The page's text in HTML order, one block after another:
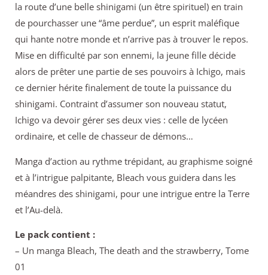
la route d’une belle shinigami (un être spirituel) en train
de pourchasser une “âme perdue”, un esprit maléfique
qui hante notre monde et n’arrive pas à trouver le repos.
Mise en difficulté par son ennemi, la jeune fille décide
alors de prêter une partie de ses pouvoirs à Ichigo, mais
ce dernier hérite finalement de toute la puissance du
shinigami. Contraint d’assumer son nouveau statut,
Ichigo va devoir gérer ses deux vies : celle de lycéen
ordinaire, et celle de chasseur de démons…
Manga d’action au rythme trépidant, au graphisme soigné
et à l’intrigue palpitante, Bleach vous guidera dans les
méandres des shinigami, pour une intrigue entre la Terre
et l’Au-delà.
Le pack contient :
– Un manga Bleach, The death and the strawberry, Tome
01